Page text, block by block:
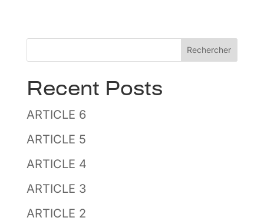
Rechercher
Recent Posts
ARTICLE 6
ARTICLE 5
ARTICLE 4
ARTICLE 3
ARTICLE 2